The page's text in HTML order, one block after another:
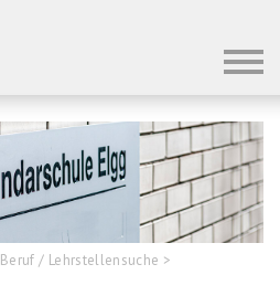
Beruf / Lehrstellensuche >